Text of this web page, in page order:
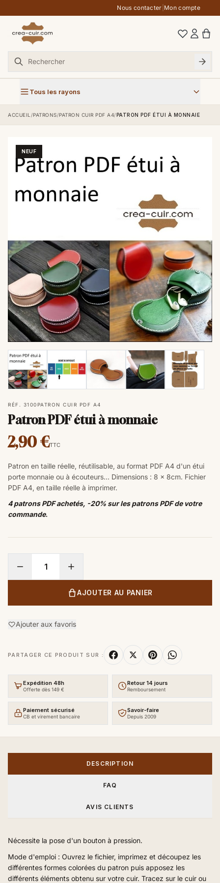
Nous contacter Mon compte
Tous les rayons
ACCUEIL /PATRONS/PATRON CUIR PDF A4/PATRON PDF ÉTUI À MONNAIE
NEUF
RÉF. 3100 PATRON CUIR PDF A4
Patron PDF étui à monnaie
2,90 €TTC
Patron en taille réelle, réutilisable, au format PDF A4 d'un étui
porte monnaie ou à écouteurs... Dimensions : 8 x 8cm. Fichier
PDF A4, en taille réelle à imprimer.
4 patrons PDF achetés, -20% sur les patrons PDF de votre
commande.
AJOUTER AU PANIER
Ajouter aux favoris
PARTAGER CE PRODUIT SUR :
Expédition 48h
Offerte dès 149 €
Retour 14 jours
Remboursement
Paiement sécurisé
CB et virement bancaire
Savoir-faire
Depuis 2009
DESCRIPTION
FAQ
AVIS CLIENTS
Nécessite la pose d'un bouton à pression.
Mode d'emploi : Ouvrez le fichier, imprimez et découpez les
différentes formes colorées du patron puis apposez les
différents éléments obtenu sur votre cuir. Tracez sur le cuir ou